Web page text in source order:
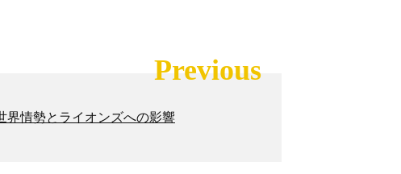
Previous
界情勢とライオンズへの影響